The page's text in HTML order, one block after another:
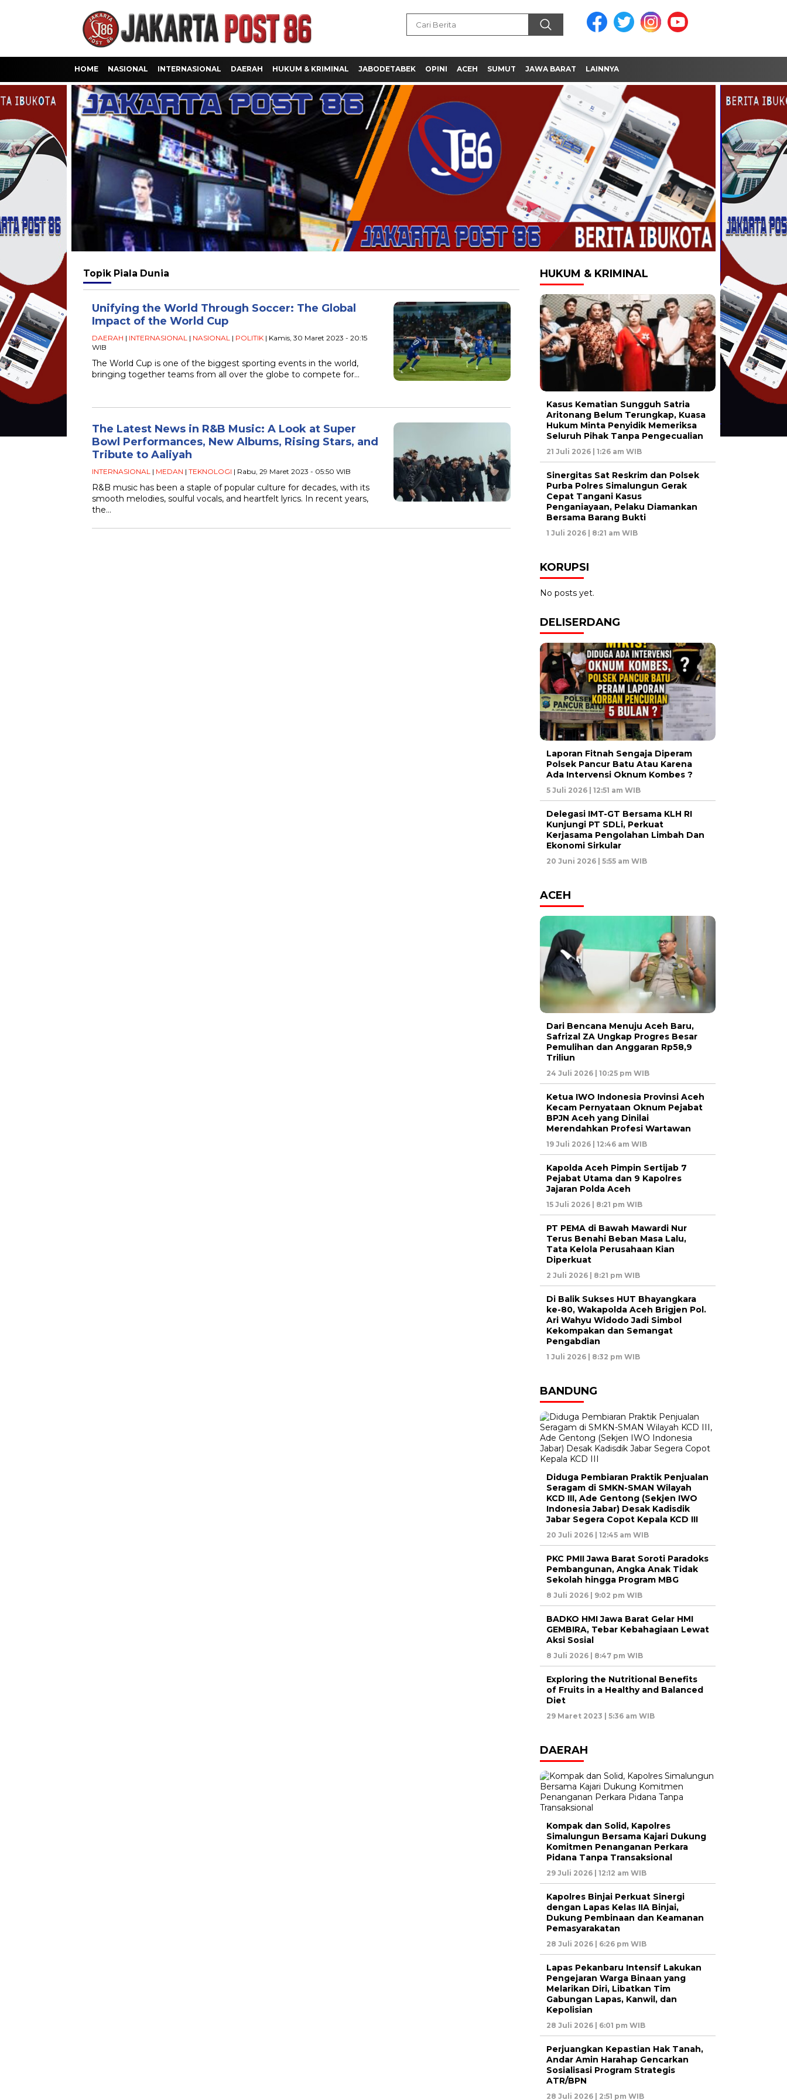
HOME NASIONAL INTERNASIONAL DAERAH HUKUM & KRIMINAL JABODETABEK OPINI ACEH SUMUT JAWA BARAT LAINNYA
Topik Piala Dunia
Unifying the World Through Soccer: The Global
Impact of the World Cup
DAERAH | INTERNASIONAL | NASIONAL | POLITIK | Kamis, 30 Maret 2023 - 20:15
WIB
The World Cup is one of the biggest sporting events in the world,
bringing together teams from all over the globe to compete for…
The Latest News in R&B Music: A Look at Super
Bowl Performances, New Albums, Rising Stars, and
Tribute to Aaliyah
INTERNASIONAL | MEDAN | TEKNOLOGI | Rabu, 29 Maret 2023 - 05:50 WIB
R&B music has been a staple of popular culture for decades, with its
smooth melodies, soulful vocals, and heartfelt lyrics. In recent years,
the…
HUKUM & KRIMINAL
Kasus Kematian Sungguh Satria
Aritonang Belum Terungkap, Kuasa
Hukum Minta Penyidik Memeriksa
Seluruh Pihak Tanpa Pengecualian
21 Juli 2026 | 1:26 am WIB
Sinergitas Sat Reskrim dan Polsek
Purba Polres Simalungun Gerak
Cepat Tangani Kasus
Penganiayaan, Pelaku Diamankan
Bersama Barang Bukti
1 Juli 2026 | 8:21 am WIB
KORUPSI
No posts yet.
DELISERDANG
Laporan Fitnah Sengaja Diperam
Polsek Pancur Batu Atau Karena
Ada Intervensi Oknum Kombes ?
5 Juli 2026 | 12:51 am WIB
Delegasi IMT-GT Bersama KLH RI
Kunjungi PT SDLi, Perkuat
Kerjasama Pengolahan Limbah Dan
Ekonomi Sirkular
20 Juni 2026 | 5:55 am WIB
ACEH
Dari Bencana Menuju Aceh Baru,
Safrizal ZA Ungkap Progres Besar
Pemulihan dan Anggaran Rp58,9
Triliun
24 Juli 2026 | 10:25 pm WIB
Ketua IWO Indonesia Provinsi Aceh
Kecam Pernyataan Oknum Pejabat
BPJN Aceh yang Dinilai
Merendahkan Profesi Wartawan
19 Juli 2026 | 12:46 am WIB
Kapolda Aceh Pimpin Sertijab 7
Pejabat Utama dan 9 Kapolres
Jajaran Polda Aceh
15 Juli 2026 | 8:21 pm WIB
PT PEMA di Bawah Mawardi Nur
Terus Benahi Beban Masa Lalu,
Tata Kelola Perusahaan Kian
Diperkuat
2 Juli 2026 | 8:21 pm WIB
Di Balik Sukses HUT Bhayangkara
ke-80, Wakapolda Aceh Brigjen Pol.
Ari Wahyu Widodo Jadi Simbol
Kekompakan dan Semangat
Pengabdian
1 Juli 2026 | 8:32 pm WIB
BANDUNG
Diduga Pembiaran Praktik Penjualan
Seragam di SMKN-SMAN Wilayah
KCD III, Ade Gentong (Sekjen IWO
Indonesia Jabar) Desak Kadisdik
Jabar Segera Copot Kepala KCD III
20 Juli 2026 | 12:45 am WIB
PKC PMII Jawa Barat Soroti Paradoks
Pembangunan, Angka Anak Tidak
Sekolah hingga Program MBG
8 Juli 2026 | 9:02 pm WIB
BADKO HMI Jawa Barat Gelar HMI
GEMBIRA, Tebar Kebahagiaan Lewat
Aksi Sosial
8 Juli 2026 | 8:47 pm WIB
Exploring the Nutritional Benefits
of Fruits in a Healthy and Balanced
Diet
29 Maret 2023 | 5:36 am WIB
DAERAH
Kompak dan Solid, Kapolres
Simalungun Bersama Kajari Dukung
Komitmen Penanganan Perkara
Pidana Tanpa Transaksional
29 Juli 2026 | 12:12 am WIB
Kapolres Binjai Perkuat Sinergi
dengan Lapas Kelas IIA Binjai,
Dukung Pembinaan dan Keamanan
Pemasyarakatan
28 Juli 2026 | 6:26 pm WIB
Lapas Pekanbaru Intensif Lakukan
Pengejaran Warga Binaan yang
Melarikan Diri, Libatkan Tim
Gabungan Lapas, Kanwil, dan
Kepolisian
28 Juli 2026 | 6:01 pm WIB
Perjuangkan Kepastian Hak Tanah,
Andar Amin Harahap Gencarkan
Sosialisasi Program Strategis
ATR/BPN
28 Juli 2026 | 2:51 pm WIB